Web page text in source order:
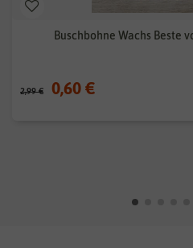
Buschbohne Wachs Beste
2,99 € 0,60 €